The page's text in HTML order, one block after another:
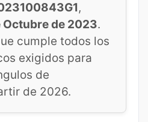
,
Octubre de 2023.
cumple todos los
exigidos para
de
de 2026.